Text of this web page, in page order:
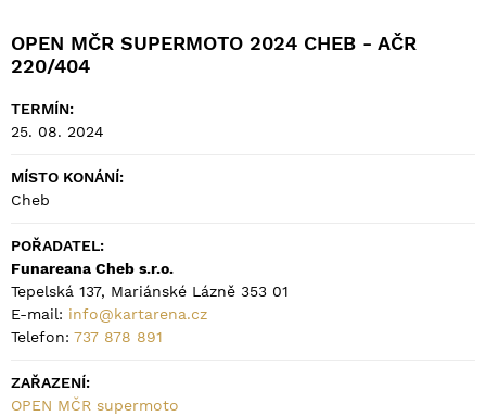
OPEN MČR SUPERMOTO 2024 CHEB - AČR
220/404
TERMÍN:
25. 08. 2024
MÍSTO KONÁNÍ:
Cheb
POŘADATEL:
Funareana Cheb s.r.o.
Tepelská 137, Mariánské Lázně 353 01
E-mail: info@kartarena.cz
Telefon: 737 878 891
ZAŘAZENÍ:
OPEN MČR supermoto